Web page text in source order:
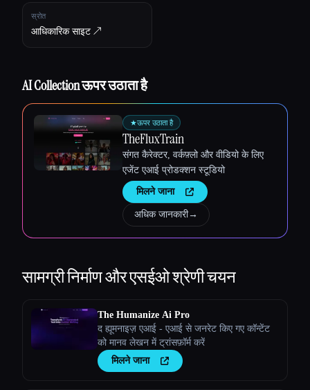
स्रोत
आधिकारिक साइट ↗︎
AI Collection ऊपर उठाता है
★ऊपर उठाता है
TheFluxTrain
संगत कैरेक्टर, वर्कफ़्लो और वीडियो के लिए
एजेंट एआई प्रोडक्शन स्टूडियो
मिलने जाना
अधिक जानकारी→
सामग्री निर्माण और एसईओश्रेणी चयन
The Humanize Ai Pro
द ह्यूमनाइज़ एआई - एआई से जनरेट किए गए कॉन्टेंट
को मानव लेखन में ट्रांसफ़ॉर्म करें
मिलने जाना